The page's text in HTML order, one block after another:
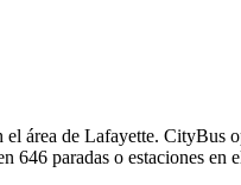
área de Lafayette.
646 paradas o estaciones en